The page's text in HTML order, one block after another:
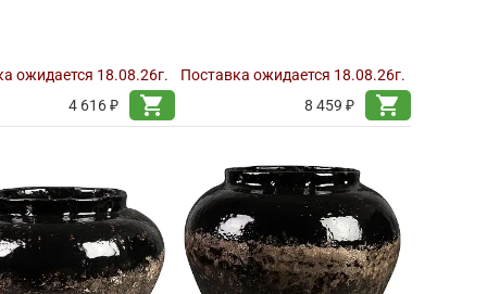
ожидается 18.08.26г.
4 616 ₽
shopping_cart
Поставка ожидается 18.08.26г.
8 459 ₽
shopping_cart